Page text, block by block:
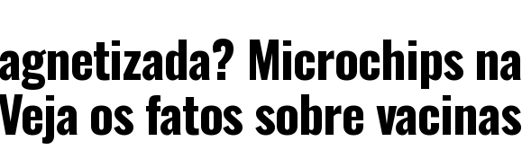
Microchips na
os fatos sobre vacinas